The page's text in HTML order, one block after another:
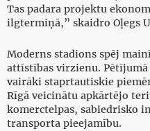
Tas padara projektu
ilgtermiņā,” skaidro Oļegs
Moderns stadions spēj
attīstības virzienu.
vairāki staprtautiskie
Rīgā veicinātu apkārtējo
komerctelpas, sabiedrisko
transporta pieejamību.